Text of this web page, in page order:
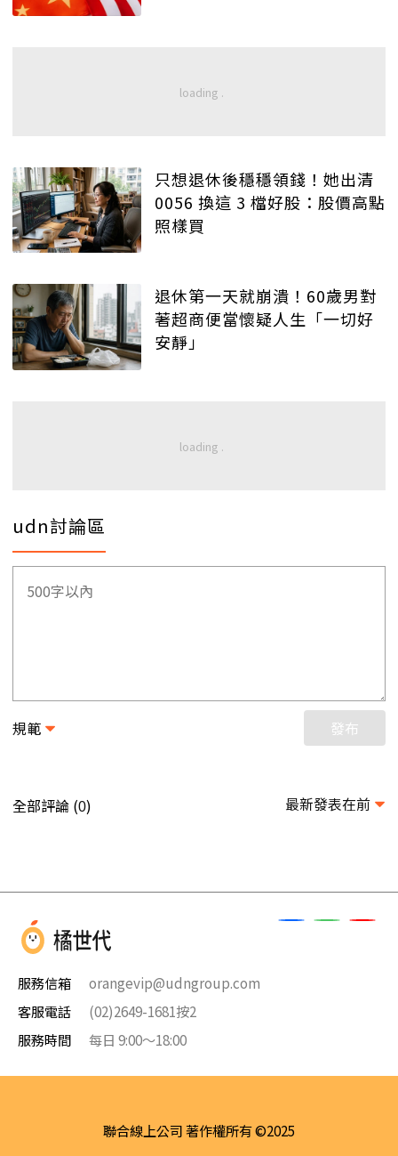
只想退休後穩穩領錢！她出清
0056 換這 3 檔好股：股價高點
照樣買
退休第一天就崩潰！60歲男對
著超商便當懷疑人生「一切好
安靜」
udn討論區
規範 發布
全部評論 (0) 最新發表在前
服務信箱
orangevip@udngroup.com
客服電話
(02)2649-1681按2
服務時間
每日 9:00～18:00
聯合線上公司 著作權所有 ©2025